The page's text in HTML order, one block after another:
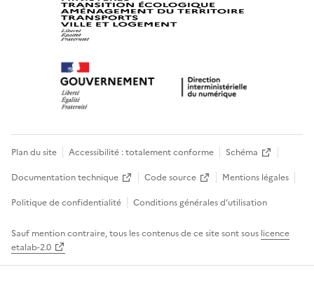
Plan du site Accessibilité : totalement conforme
Schéma
Documentation technique
Code source
Mentions légales
Politique de confidentialité
Conditions générales d’utilisation
Sauf mention contraire, tous les contenus de ce site sont sous licence
etalab-2.0